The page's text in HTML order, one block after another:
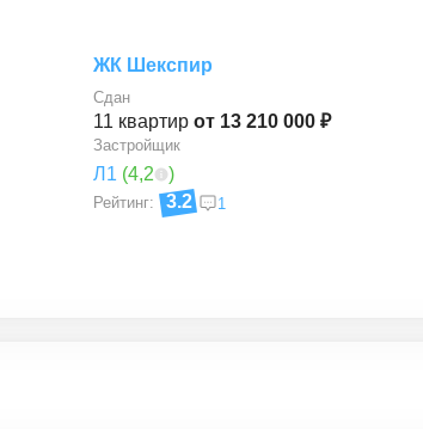
ЖК Шекспир
Сдан
11 квартир от 13 210 000 ₽
Застройщик
Л1 (4,2 )
Рейтинг: 3.2 1